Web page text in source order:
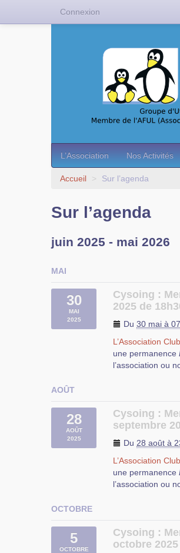
L’Association Nos Activités
Accueil > Sur l’agenda
Sur l’agenda
juin 2025 - mai 2026
MAI
30
MAI
2025
Cysoing :
2025 de
Du 30 mai à
L’Association
une permanence
l’association ou
Durant cette
questions que
de l’aide pour
configuration et
N’hésitez pas à
se dérouleront
discussions, des
AOÛT
28
AOÛT
2025
Cysoing :
septembre
Du 28 août à
L’Association
une permanence
l’association ou
OCTOBRE
5
OCTOBRE
Cysoing :
octobre
Connexion